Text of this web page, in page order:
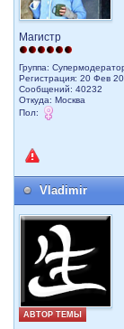
Магистр
Группа:
Регистрация: 20 Фев
Сообщений: 40232
Откуда: Москва
Пол:
Vladimir
АВТОР ТЕМЫ